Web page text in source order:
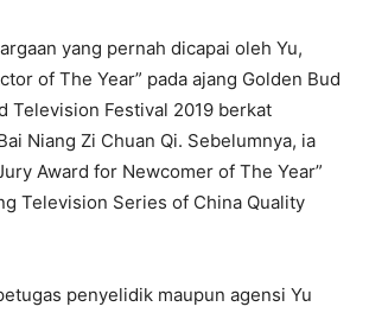
yang pernah dicapai oleh Yu,
of The Year” pada ajang Golden Bud
Television Festival 2019 berkat
Niang Zi Chuan Qi. Sebelumnya, ia
Award for Newcomer of The Year”
Television Series of China Quality
penyelidik maupun agensi Yu